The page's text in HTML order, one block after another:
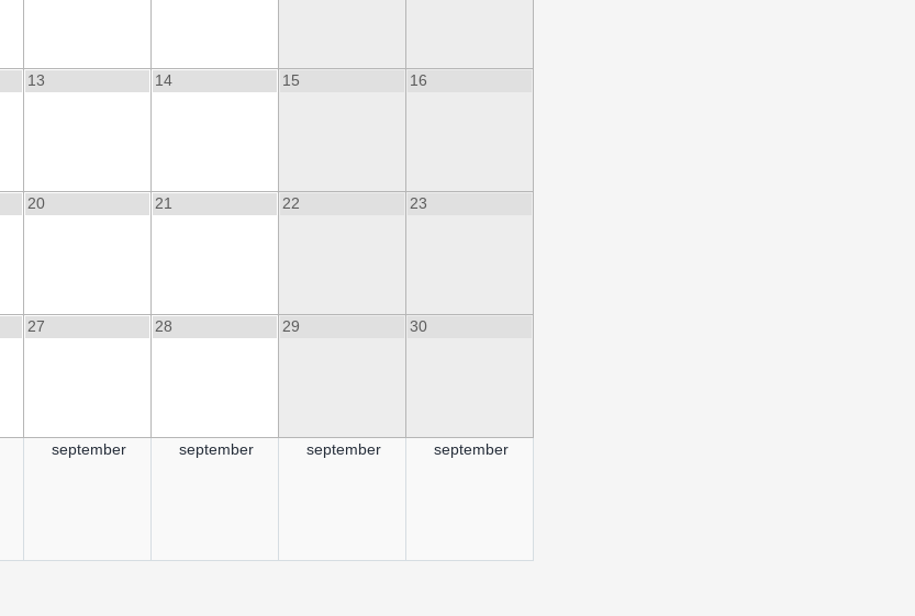
13 14 15 16
20 21 22 23
27 28 29 30
september september september september